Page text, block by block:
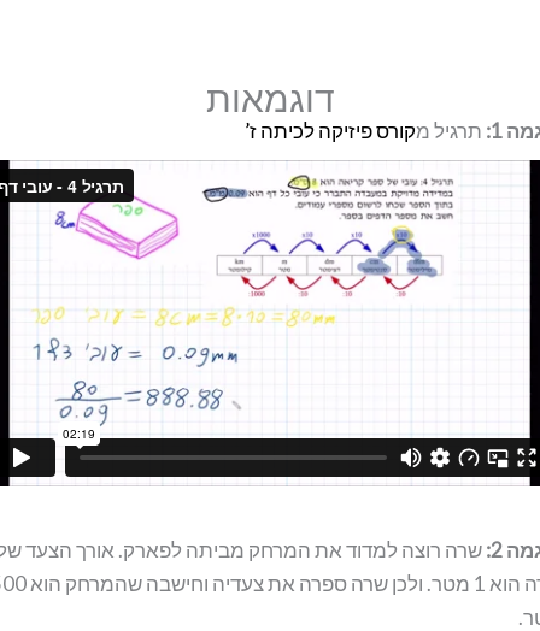
דוגמאות
1: תרגיל מקורס פיזיקה לכיתה ז’
2:
שרה רוצה למדוד את המרחק מביתה לפארק. אורך הצעד
שרה הוא 1 מטר. ולכן שרה ספרה את צעדיה